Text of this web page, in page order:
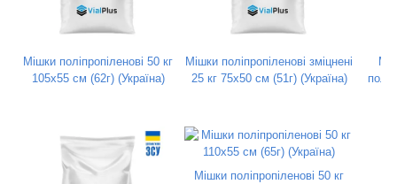
Мішки поліпропіленові 50 кг
105х55 см (62г) (Україна)
Мішки поліпропіленові зміцнені
25 кг 75х50 см (51г) (Україна)
Мішки поліпропіленові 50 кг